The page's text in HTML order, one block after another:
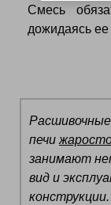
Смесь
дожидаясь
печи
занимают
вид и
конструкции.